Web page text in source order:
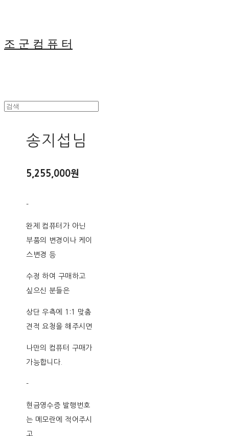
조 군 컴 퓨 터
송지섭님
5,255,000원
-
완제 컴퓨터가 아닌
부품의 변경이나 케이
스변경 등
수정 하여 구매하고
싶으신 분들은
상단 우측에 1:1 맞춤
견적 요청을 해주시면
나만의 컴퓨터 구매가
가능합니다.
-
현금영수증 발행번호
는 메모란에 적어주시
고,